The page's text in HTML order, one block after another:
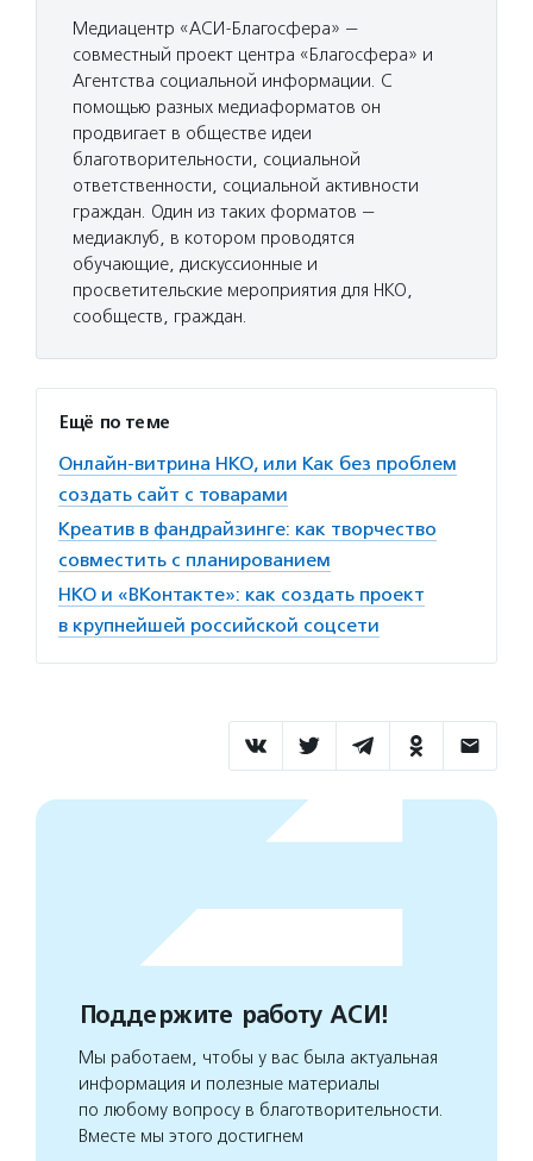
Медиацентр «АСИ-Благосфера» —
совместный проект центра «Благосфера» и
Агентства социальной информации. С
помощью разных медиаформатов он
продвигает в обществе идеи
благотворительности, социальной
ответственности, социальной активности
граждан. Один из таких форматов —
медиаклуб, в котором проводятся
обучающие, дискуссионные и
просветительские мероприятия для НКО,
сообществ, граждан.
Ещё по теме
Онлайн-витрина НКО, или Как без проблем
создать сайт с товарами
Креатив в фандрайзинге: как творчество
совместить с планированием
НКО и «ВКонтакте»: как создать проект
в крупнейшей российской соцсети
Поддержите работу АСИ!
Мы работаем, чтобы у вас была актуальная
информация и полезные материалы
по любому вопросу в благотворительности.
Вместе мы этого достигнем